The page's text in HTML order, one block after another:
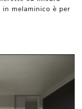
melaminico è per